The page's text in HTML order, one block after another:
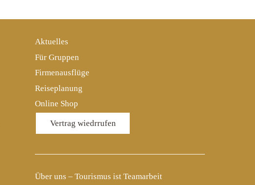
Aktuelles
Für Gruppen
Firmenausflüge
Reiseplanung
Online Shop
Vertrag wiedrrufen
Über uns – Tourismus ist Teamarbeit